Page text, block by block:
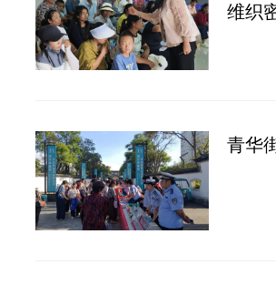
维织
青华